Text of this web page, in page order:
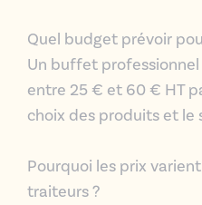
Quel budget prévoir
Un buffet
entre 25 € et 60 € HT
choix des produits et le
Pourquoi les prix
traiteurs ?